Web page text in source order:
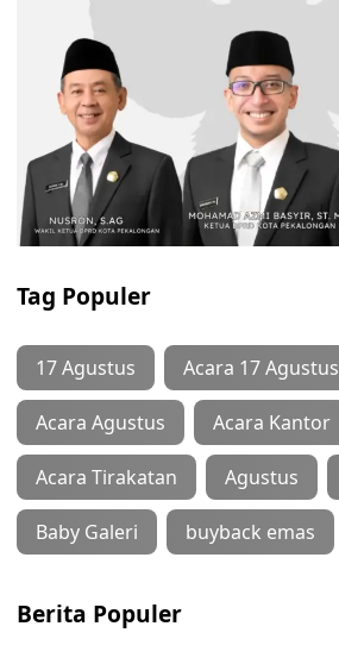
Tag Populer
17 Agustus Acara 17 Agustus
Acara Agustus Acara Kantor
Acara Tirakatan Agustus
Baby Galeri buyback emas
Berita Populer